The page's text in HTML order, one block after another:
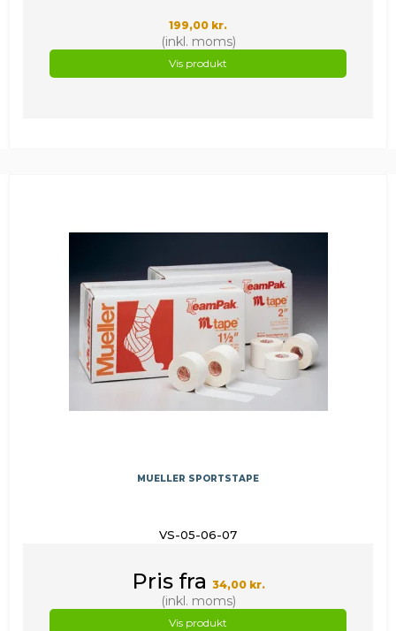
199,00 kr.
(inkl. moms)
Vis produkt
MUELLER SPORTSTAPE
VS-05-06-07
Pris fra 34,00 kr.
(inkl. moms)
Vis produkt